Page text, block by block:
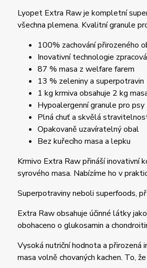
Lyopet Extra Raw je kompletní
všechna plemena. Kvalitní granule
100% zachování přirozeného
Inovativní technologie
87 % masa z welfare farem
13 % zeleniny a superpotravin
1 kg krmiva obsahuje 2 kg
Hypoalergenní granule pro psy
Plná chuť a skvělá
Opakovaně uzavíratelný obal
Bez kuřecího masa a lepku
Krmivo Extra Raw přináší inovativní
syrového masa. Nabízíme ho v
Superpotraviny neboli superfoods,
Extra Raw obsahuje účinné látky
obohaceno o glukosamin a
Vysoká nutriční hodnota a
masa volně chovaných kachen. To,